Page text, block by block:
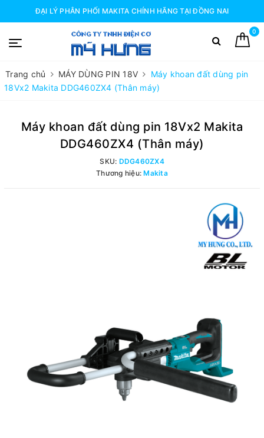
ĐẠI LÝ PHÂN PHỐI MAKITA CHÍNH HÃNG TẠI ĐỒNG NAI
0
Trang chủ MÁY DÙNG PIN 18V
Máy khoan đất dùng pin
18Vx2 Makita DDG460ZX4 (Thân máy)
Máy khoan đất dùng pin 18Vx2 Makita
DDG460ZX4 (Thân máy)
SKU: DDG460ZX4
Thương hiệu:Makita